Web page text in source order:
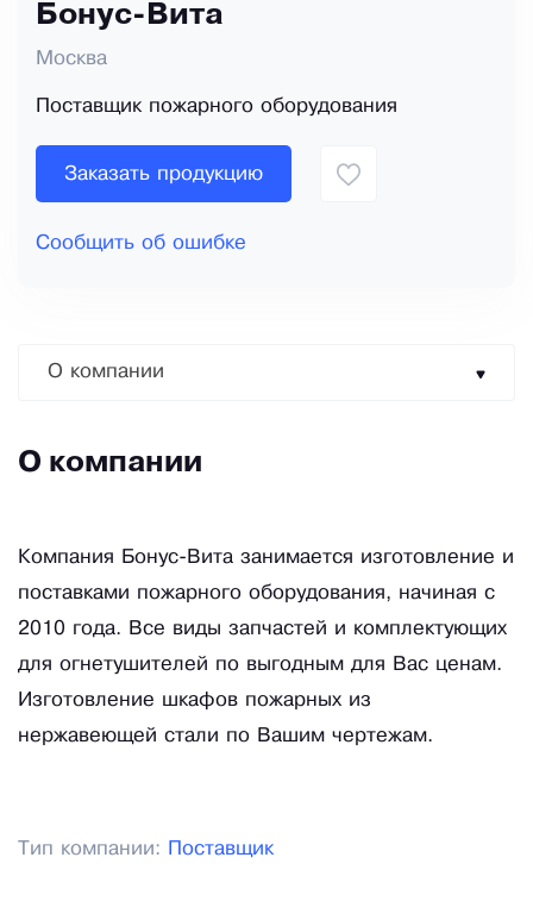
Бонус-Вита
Москва
Поставщик пожарного оборудования
Заказать продукцию
Сообщить об ошибке
О компании
О компании
Компания Бонус-Вита занимается изготовление и
поставками пожарного оборудования, начиная с
2010 года. Все виды запчастей и комплектующих
для огнетушителей по выгодным для Вас ценам.
Изготовление шкафов пожарных из
нержавеющей стали по Вашим чертежам.
Тип компании: Поставщик